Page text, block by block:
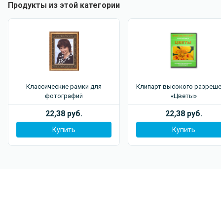
Продукты из этой категории
Классические рамки для
фотографий
22,38 руб.
Купить
Клипарт высокого
«Цветы»
22,38 руб.
Купить